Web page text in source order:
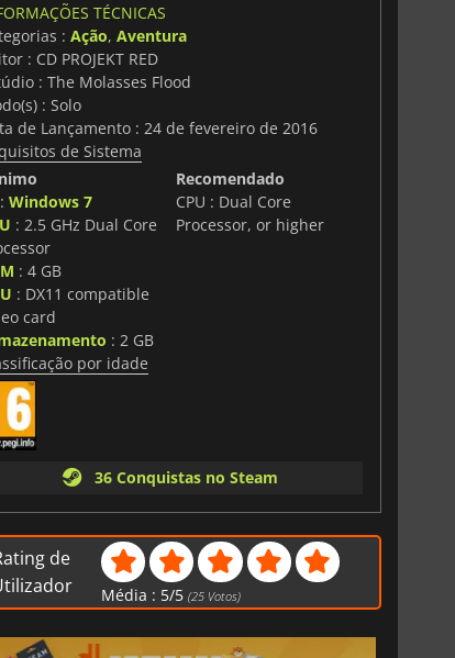
TÉCNICAS
: Ação, Aventura
: CD PROJEKT RED
: The Molasses Flood
: Solo
de Lançamento : 24 de fevereiro de 2016
de Sistema
Windows 7
: 2.5 GHz Dual Core
: 4 GB
: DX11 compatible
card
: 2 GB
Recomendado
CPU : Dual Core
Processor, or higher
por idade
36 Conquistas no Steam
de
Média : 5/5 (25 Votos)